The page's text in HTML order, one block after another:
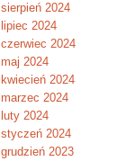
sierpień 2024
lipiec 2024
czerwiec 2024
maj 2024
kwiecień 2024
marzec 2024
luty 2024
styczeń 2024
grudzień 2023